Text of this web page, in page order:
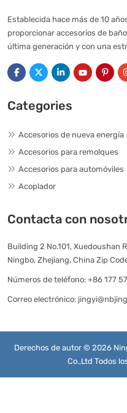
Establecida hace más de 10
proporcionar accesorios de
última generación y con una
Categories
Accesorios de nueva energía
Accesorios para remolques
Accesorios para automóviles
Acoplador
Contacta con
Building 2 No.101, Xuedoushan
Ningbo, Zhejiang, China Zip
Números de teléfono: +86 177
Correo electrónico:
Derechos de autor © 2026
Co.,Ltd Todos